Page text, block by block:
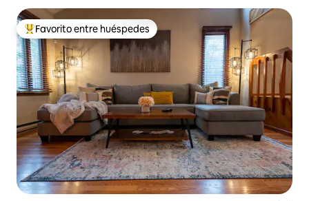
De los mejores en Favorito entre huéspedes
Favorito entre huéspedes